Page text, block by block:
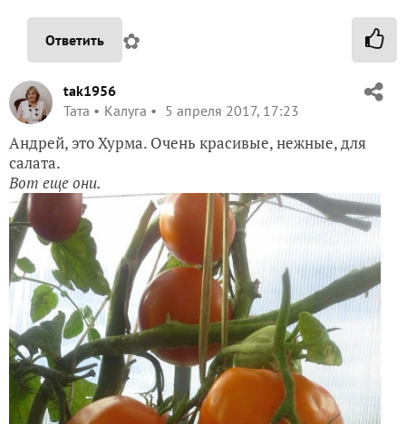
Ответить ✿
tak1956
Taта
Калуга 5 апреля 2017, 17:23
Андрей, это Хурма. Очень красивые, нежные, для
салата.
Вот еще они.